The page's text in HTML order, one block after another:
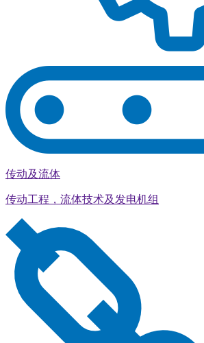
传动及流体
传动工程，流体技术及发电机组